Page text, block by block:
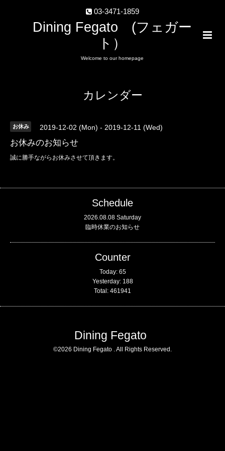
03-3471-1859
Dining Fegato (フェガー
ト）
Welcome to our homepage
カレンダー
お休み 2019-12-02 (Mon) - 2019-12-11 (Wed)
お休みのお知らせ
誠に勝手ながらお休みさせて頂きます。
Schedule
2026.08.08 Saturday
臨時休業のお知らせ
Counter
Today: 65
Yesterday: 188
Total: 461941
Dining Fegato
©2026 Dining Fegato . All Rights Reserved.